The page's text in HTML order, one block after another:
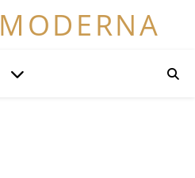
MODERNA